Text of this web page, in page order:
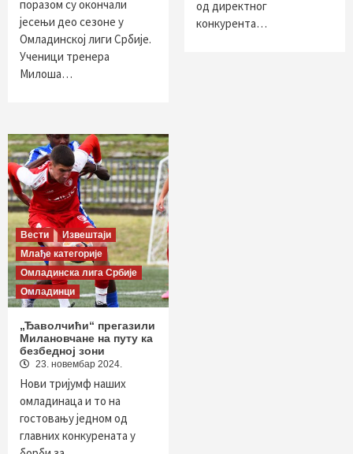
поразом су окончали
јесењи део сезоне у
Омладинској лиги Србије.
Ученици тренера
Милоша…
од директног
конкурента…
Вести
Извештаји
Млађе категорије
Омладинска лига Србије
Омладинци
„Ђаволчићи“ прегазили
Милановчане на путу ка
безбедној зони
23. новембар 2024.
Нови тријумф наших
омладинаца и то на
гостовању једном од
главних конкурената у